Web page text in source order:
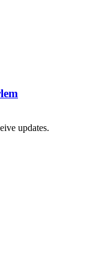
updates.